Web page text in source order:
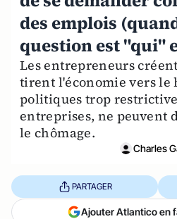
des emplois
question est "qui"
Les entrepreneurs
tirent l'économie vers le
politiques trop
entreprises, ne peuvent
le chômage.
Charles
PARTAGER
Ajouter Atlantico en